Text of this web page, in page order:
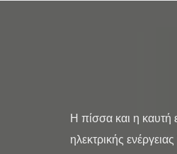
Η πίσσα και η καυτή
ηλεκτρικής